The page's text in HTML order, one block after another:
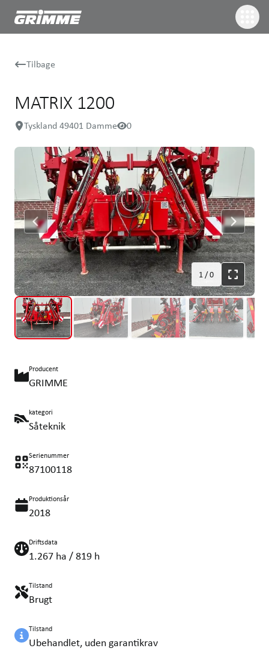
Tilbage
MATRIX 1200
Tyskland 49401 Damme 0
1/0
Producent
GRIMME
kategori
Såteknik
Serienummer
87100118
Produktionsår
2018
Driftsdata
1.267 ha / 819 h
Tilstand
Brugt
Tilstand
Ubehandlet, uden garantikrav